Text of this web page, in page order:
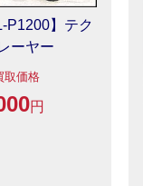
P1200】テク
ーヤー
取価格
円